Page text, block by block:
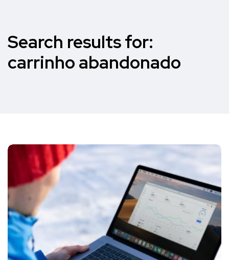
Search results for:
carrinho abandonado